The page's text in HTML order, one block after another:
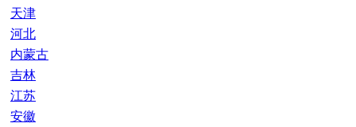
天津
河北
内蒙古
吉林
江苏
安徽